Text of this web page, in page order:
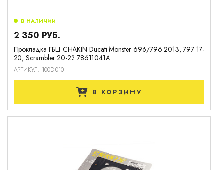
Прокладка ГБЦ CHAKIN Ducati Monster 696/796 2013, 797 17-
20, Scrambler 20-22 78611041A
АРТИКУЛ: 100D-010
В НАЛИЧИИ
2 350 РУБ.
В КОРЗИНУ